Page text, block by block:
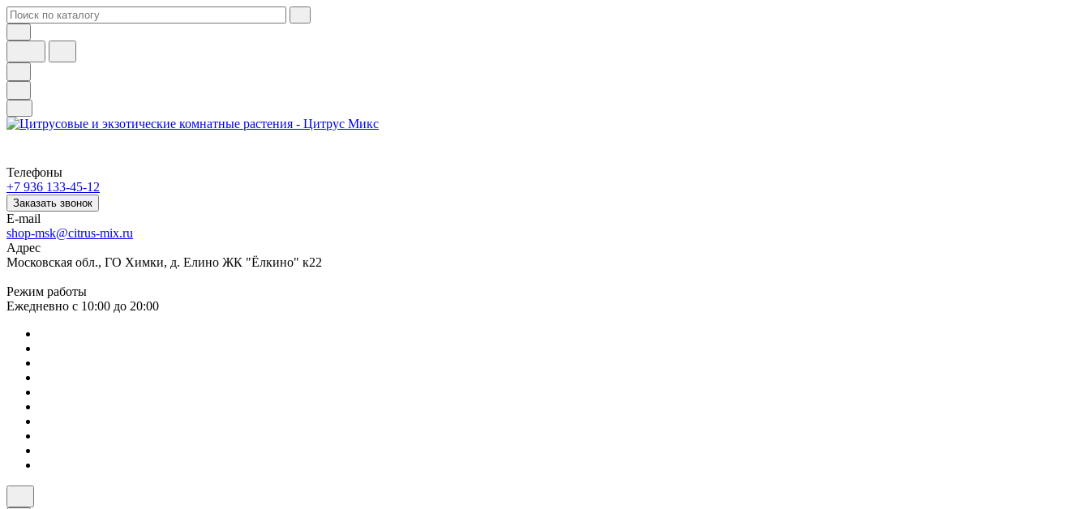
Телефоны
+7 936 133-45-12
Заказать звонок
E-mail
shop-msk@citrus-mix.ru
Адрес
Московская обл., ГО Химки, д. Елино ЖК "Ёлкино" к22
Режим работы
Ежедневно с 10:00 до 20:00